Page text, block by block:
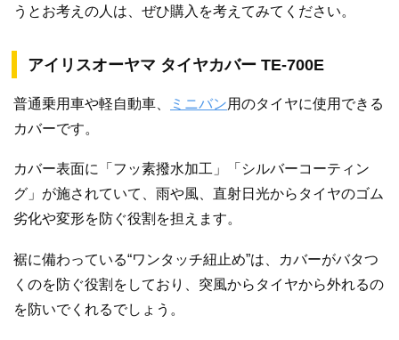
うとお考えの人は、ぜひ購入を考えてみてください。
アイリスオーヤマ タイヤカバー TE-700E
普通乗用車や軽自動車、 ミニバン用のタイヤに使用できる
カバーです。
カバー表面に「フッ素撥水加工」「シルバーコーティン
グ」が施されていて、雨や風、直射日光からタイヤのゴム
劣化や変形を防ぐ役割を担えます。
裾に備わっている“ワンタッチ紐止め”は、カバーがバタつ
くのを防ぐ役割をしており、突風からタイヤから外れるの
を防いでくれるでしょう。